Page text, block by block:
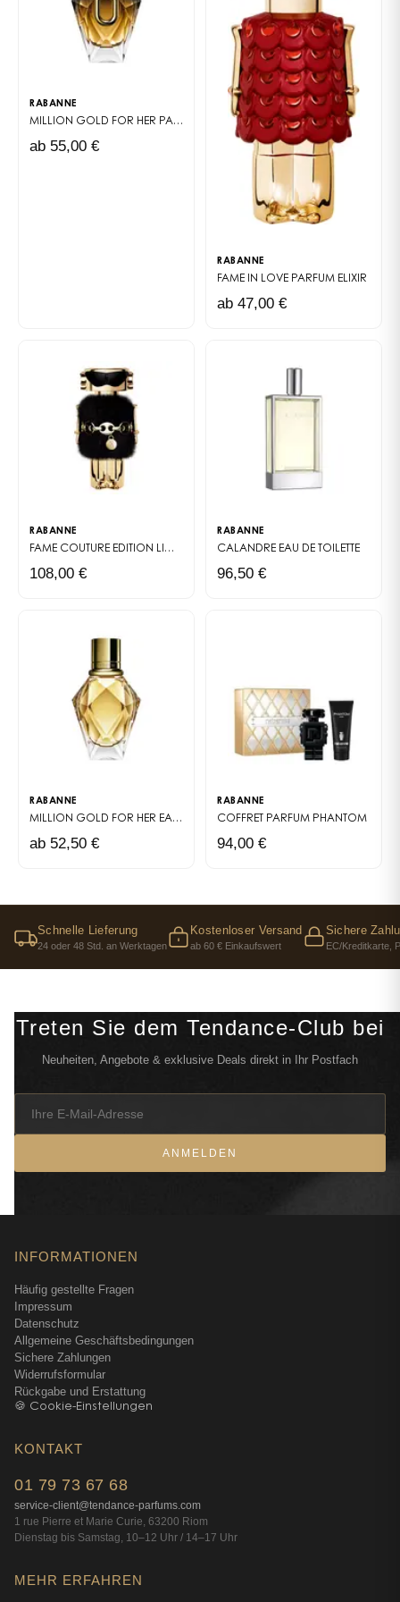
seinem Geist stellt der Namenswechsel zu Rabanne
einen entscheidenden Moment für das Haus dar,
während es ein Jahrzehnt außergewöhnlichen
Wachstums feiert und sich einer neuen Zukunft
zuwendet, die Mode und Beauty unter einer einzigen
Signatur vereint. Direkt inspiriert von Calandre, dem
ersten Duft des Hauses aus dem Jahr 1969, schöpft die
neue originale Typografie aus dem Archiv des Hauses.
RABANNE
MILLION GOLD FOR HER PARFUM
ab 55,00 €
RABANNE
FAME IN LOVE PARFUM ELIXIR
ab 47,00 €
RABANNE
FAME COUTURE EDITION LIMITÉE EAU DE PARFUM
108,00 €
RABANNE
CALANDRE EAU DE TOILETTE
96,50 €
RABANNE
MILLION GOLD FOR HER EAU DE PARFUM
ab 52,50 €
RABANNE
COFFRET PARFUM PHANTOM
94,00 €
Schnelle Lieferung
24 oder 48 Std. an Werktagen
Kostenloser Versand
ab 60 € Einkaufswert
Sichere
EC/Kreditkarte,
Treten Sie dem Tendance-Club bei
Neuheiten, Angebote & exklusive Deals direkt in Ihr Postfach
ANMELDEN
INFORMATIONEN
Häufig gestellte Fragen
Impressum
Datenschutz
Allgemeine Geschäftsbedingungen
Sichere Zahlungen
Widerrufsformular
Rückgabe und Erstattung
🍪 Cookie-Einstellungen
KONTAKT
01 79 73 67 68
service-client@tendance-parfums.com
1 rue Pierre et Marie Curie, 63200 Riom
Dienstag bis Samstag, 10–12 Uhr / 14–17 Uhr
MEHR ERFAHREN